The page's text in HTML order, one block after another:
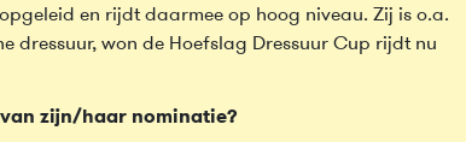
en rijdt daarmee op hoog niveau. Zij is o.a.
dressuur, won de Hoefslag Dressuur Cup rijdt nu
zijn/haar nominatie?